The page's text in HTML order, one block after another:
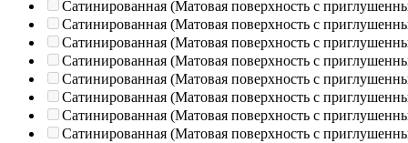
Сатинированная (Матовая поверхность с
Сатинированная (Матовая поверхность с
Сатинированная (Матовая поверхность с
Сатинированная (Матовая поверхность с
Сатинированная (Матовая поверхность с
Сатинированная (Матовая поверхность с
Сатинированная (Матовая поверхность с
Сатинированная (Матовая поверхность с